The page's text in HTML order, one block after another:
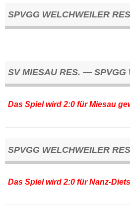
SPVGG WELCHWEILER
SV MIESAU RES. — SPVGG
Das Spiel wird 2:0 für Miesau
SPVGG WELCHWEILER
Das Spiel wird 2:0 für Nanz-